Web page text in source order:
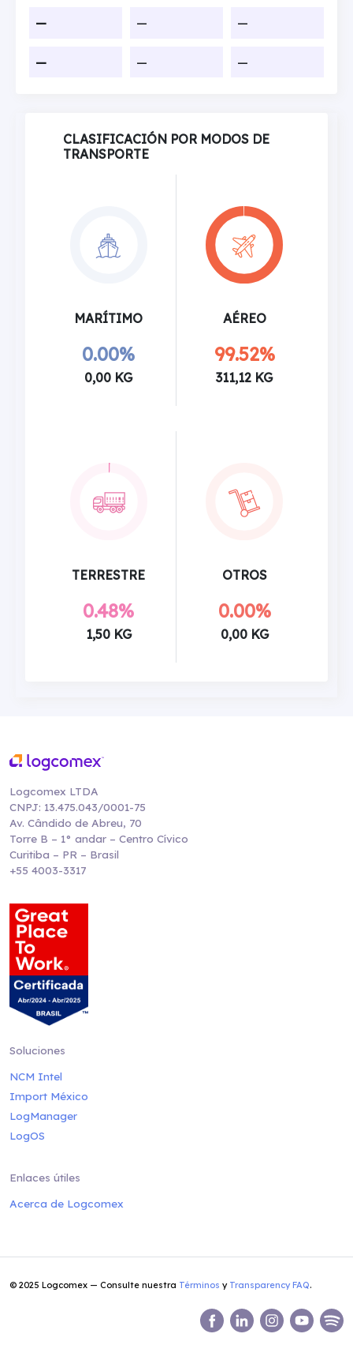
— — —
— — —
CLASIFICACIÓN POR MODOS DE
TRANSPORTE
MARÍTIMO
0.00%
0,00 KG
AÉREO
99.52%
311,12 KG
TERRESTRE
0.48%
1,50 KG
OTROS
0.00%
0,00 KG
Logcomex LTDA
CNPJ: 13.475.043/0001-75
Av. Cândido de Abreu, 70
Torre B – 1° andar – Centro Cívico
Curitiba – PR – Brasil
+55 4003-3317
Soluciones
NCM Intel
Import México
LogManager
LogOS
Enlaces útiles
Acerca de Logcomex
© 2025 Logcomex — Consulte nuestra Términos y Transparency FAQ.